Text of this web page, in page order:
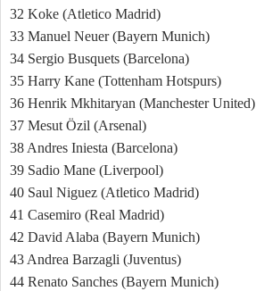
32 Koke (Atletico Madrid)
33 Manuel Neuer (Bayern Munich)
34 Sergio Busquets (Barcelona)
35 Harry Kane (Tottenham Hotspurs)
36 Henrik Mkhitaryan (Manchester United)
37 Mesut Özil (Arsenal)
38 Andres Iniesta (Barcelona)
39 Sadio Mane (Liverpool)
40 Saul Niguez (Atletico Madrid)
41 Casemiro (Real Madrid)
42 David Alaba (Bayern Munich)
43 Andrea Barzagli (Juventus)
44 Renato Sanches (Bayern Munich)